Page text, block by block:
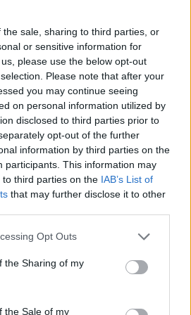
sale, sharing to third parties, or
or sensitive information for
please use the below opt-out
Please note that after your
you may continue seeing
on personal information utilized by
disclosed to third parties prior to
opt-out of the further
information by third parties on the
participants. This information may
third parties on the IAB’s List of
that may further disclose it to other
app uses one or more Google
usage behaviour. You may click to
Google and its third-party tags to
specified purposes in below Google
Opt Outs
the Sharing of my
the Sale of my
delle macchine. Resta da
sarà confermata dagli
l’approvazione del calendario
licenze taxi Roma, 1000
in arrivo per il Giubileo
Il bunker di Mussolini a
Successiva